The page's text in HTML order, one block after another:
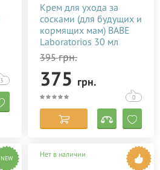
3
Крем для ухода за
сосками (для будущих и
кормящих мам) BABE
Laboratorios 30 мл
395грн.
375 грн.
0
NEW Нет в наличии